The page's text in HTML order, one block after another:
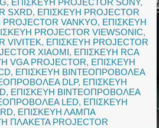
, ΕΠΙΣΚΕΥΗ PROJECTOR SONY,
SXRD, ΕΠΙΣΚΕΥΗ PROJECTOR
VANKYO, ΕΠΙΣΚΕΥΗ
PROJECTOR VIEWSONIC,
VIVITEK, ΕΠΙΣΚΕΥΗ PROJECTOR
XIAOMI, ΕΠΙΣΚΕΥΗ RCA
VGA PROJECTOR, ΕΠΙΣΚΕΥΗ
, ΕΠΙΣΚΕΥΗ ΒΙΝΤΕΟΠΡΟΒΟΛΕΑ
DLP, ΕΠΙΣΚΕΥΗ
, ΕΠΙΣΚΕΥΗ ΒΙΝΤΕΟΠΡΟΒΟΛΕΑ
LED, ΕΠΙΣΚΕΥΗ
, ΕΠΙΣΚΕΥΗ ΛΑΜΠΑ
ΠΛΑΚΕΤΑ PROJECTOR